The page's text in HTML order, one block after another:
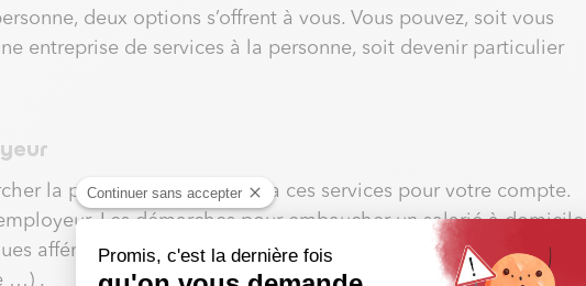
deux options s’offrent à vous. Vous pouvez, soit vous
entreprise de services à la personne, soit devenir particulier
la personne qui effectuera ces services pour votre compte.
Les démarches pour embaucher un salarié à domicile
afférentes à toute embauche (contrat de travail, déclaration
…) .